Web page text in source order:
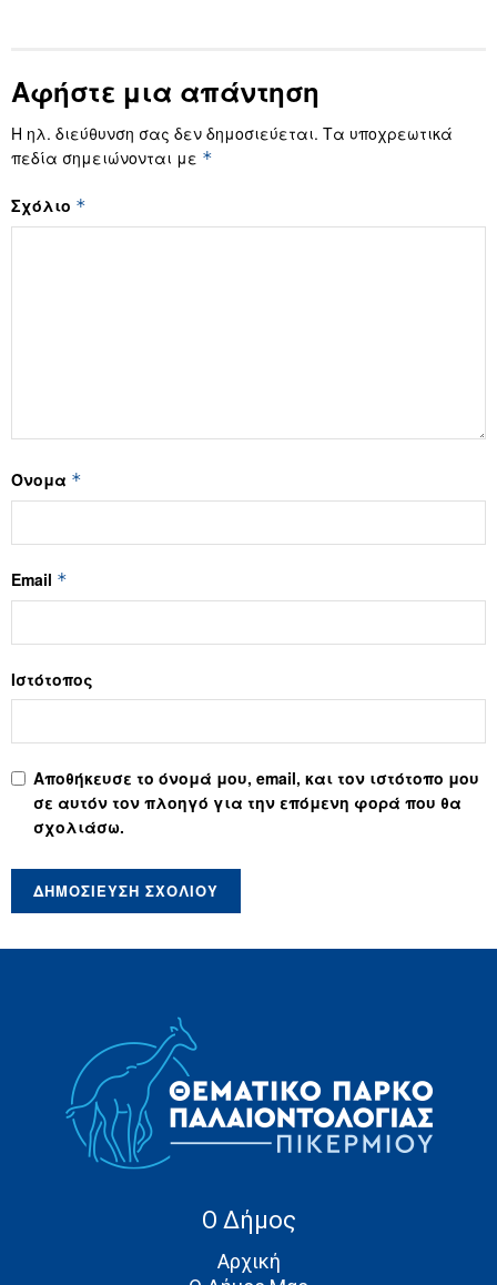
Αφήστε μια απάντηση
Η ηλ. διεύθυνση σας δεν δημοσιεύεται. Τα υποχρεωτικά
πεδία σημειώνονται με *
Σχόλιο *
Όνομα *
Email *
Ιστότοπος
Αποθήκευσε το όνομά μου, email, και τον ιστότοπο μου
σε αυτόν τον πλοηγό για την επόμενη φορά που θα
σχολιάσω.
Ο Δήμος
Αρχική